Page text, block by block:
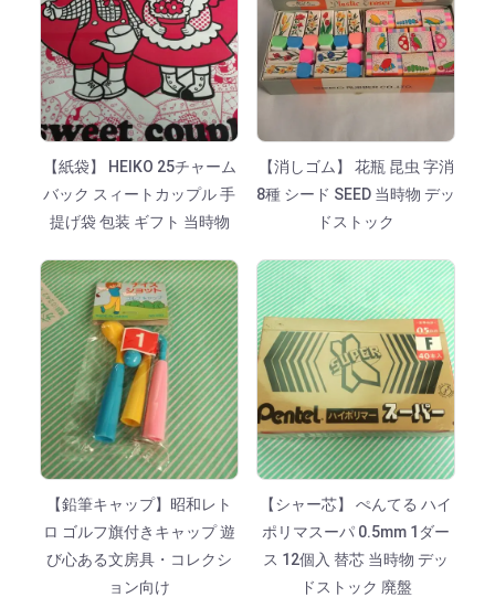
【紙袋】 HEIKO 25チャーム
バック スィートカップル 手
提げ袋 包装 ギフト 当時物
【消しゴム】 花瓶 昆虫 字消
8種 シード SEED 当時物 デッ
ドストック
【鉛筆キャップ】昭和レト
ロ ゴルフ旗付きキャップ 遊
び心ある文房具・コレクシ
ョン向け
【シャー芯】 ぺんてる ハイ
ポリマスーパ 0.5mm 1ダー
ス 12個入 替芯 当時物 デッ
ドストック 廃盤